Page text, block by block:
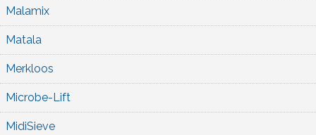
Malamix
Matala
Merkloos
Microbe-Lift
MidiSieve